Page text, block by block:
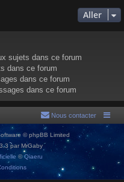
Aller
sujets dans ce forum
dans ce forum
dans ce forum
dans ce forum
Nous contacter
© phpBB Limited
par MrGaby
©Qiaeru